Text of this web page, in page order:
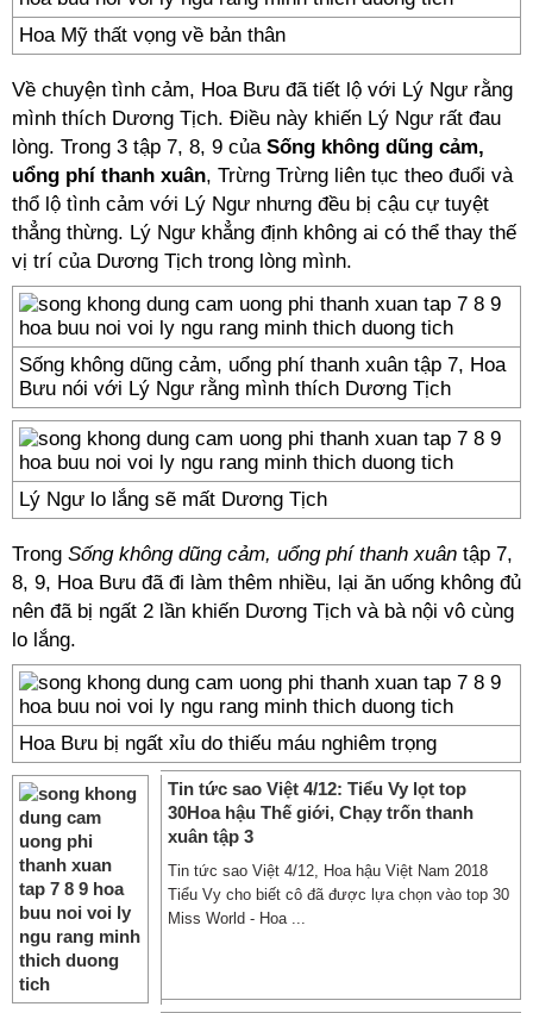
Hoa Mỹ thất vọng về bản thân
Về chuyện tình cảm, Hoa Bưu đã tiết lộ với Lý Ngư rằng
mình thích Dương Tịch. Điều này khiến Lý Ngư rất đau
lòng. Trong 3 tập 7, 8, 9 của Sống không dũng cảm,
uổng phí thanh xuân, Trừng Trừng liên tục theo đuổi và
thổ lộ tình cảm với Lý Ngư nhưng đều bị cậu cự tuyệt
thẳng thừng. Lý Ngư khẳng định không ai có thể thay thế
vị trí của Dương Tịch trong lòng mình.
Sống không dũng cảm, uổng phí thanh xuân tập 7, Hoa
Bưu nói với Lý Ngư rằng mình thích Dương Tịch
Lý Ngư lo lắng sẽ mất Dương Tịch
Trong Sống không dũng cảm, uổng phí thanh xuân tập 7,
8, 9, Hoa Bưu đã đi làm thêm nhiều, lại ăn uống không đủ
nên đã bị ngất 2 lần khiến Dương Tịch và bà nội vô cùng
lo lắng.
Hoa Bưu bị ngất xỉu do thiếu máu nghiêm trọng
Tin tức sao Việt 4/12: Tiểu Vy lọt top
30Hoa hậu Thế giới, Chạy trốn thanh
xuân tập 3
Tin tức sao Việt 4/12, Hoa hậu Việt Nam 2018
Tiểu Vy cho biết cô đã được lựa chọn vào top 30
Miss World - Hoa ...